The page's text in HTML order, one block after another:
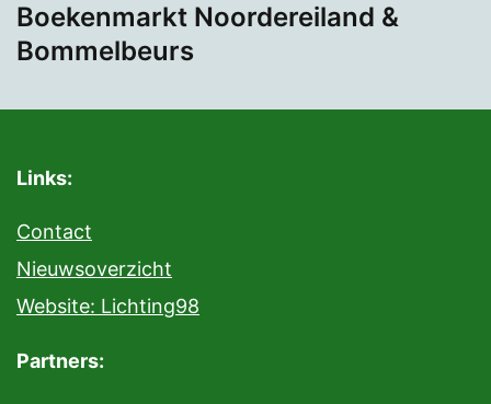
Boekenmarkt Noordereiland &
Bommelbeurs
Links:
Contact
Nieuwsoverzicht
Website: Lichting98
Partners: